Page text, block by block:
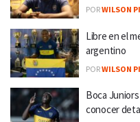
PORWILSON
Libre en el
argentino
PORWILSON
Boca
conocer